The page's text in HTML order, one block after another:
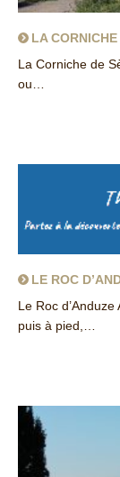
LA
La Corniche de
ou…
LE ROC
Le Roc
puis à pied,…